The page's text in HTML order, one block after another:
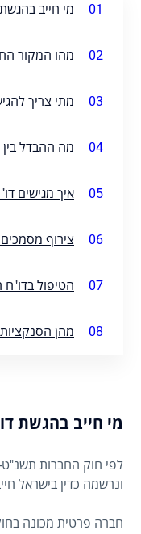
01 מי חייב
02
03
04 מה ההבדל
05 איך מגישים
06 צירוף
07 הטיפול
08
מי חייב בהגשת
לפי חוק החברות תשנ"ט-1999,
ונרשמה כדין בישראל
חברה פרטית מכונה